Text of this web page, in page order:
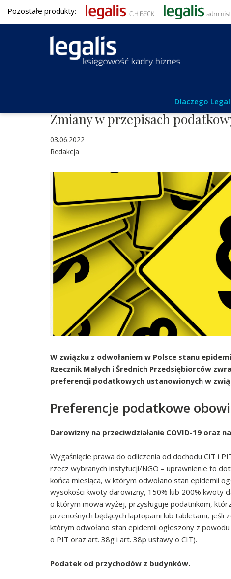
Pozostałe produkty:
Dlaczego
Zmiany w przepisach
03.06.2022
Redakcja
W związku z odwołaniem w Polsce stanu
Rzecznik Małych i Średnich Przedsiębiorców
preferencji podatkowych ustanowionych w
Preferencje podatkowe
Darowizny na przeciwdziałanie COVID-19 oraz
Wygaśnięcie prawa do odliczenia od dochodu CIT i
rzecz wybranych instytucji/NGO – uprawnienie to
końca miesiąca, w którym odwołano stan epidemii
wysokości kwoty darowizny, 150% lub 200% kwoty
o którym mowa wyżej, przysługuje podatnikom,
przenośnych będących laptopami lub tabletami, jeśli
którym odwołano stan epidemii ogłoszony z
o PIT oraz art. 38g i art. 38p ustawy o CIT).
Podatek od przychodów z budynków.